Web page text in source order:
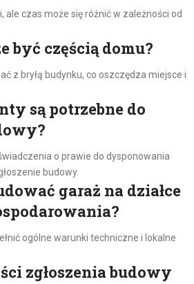
ale czas może się różnić w zależności od
być częścią domu?
z bryłą budynku, co oszczędza miejsce i
są potrzebne do
o prawie do dysponowania
budowy.
garaż na działce
ogólne warunki techniczne i lokalne
zgłoszenia budowy